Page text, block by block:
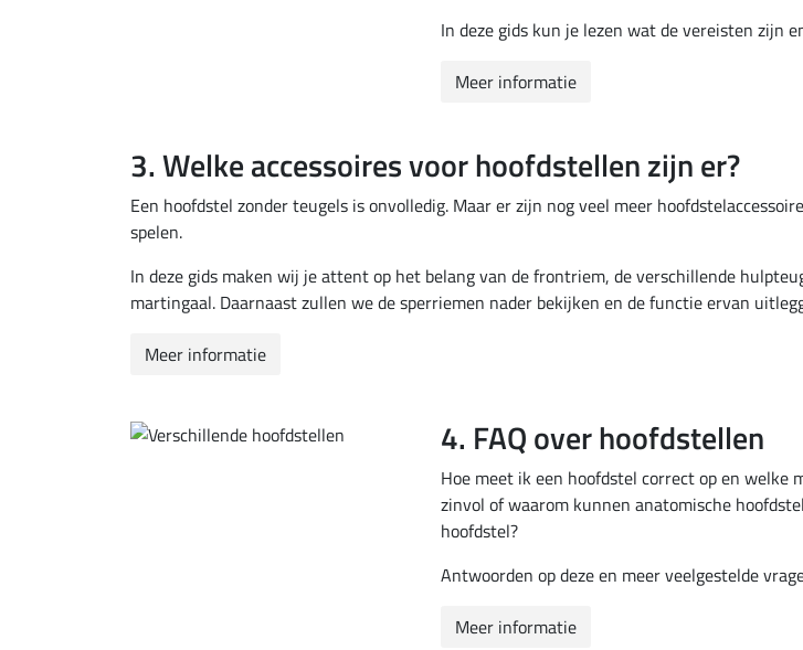
In deze gids kun je lezen wat de vereisten zijn
Meer informatie
3. Welke accessoires voor hoofdstellen zijn er?
Een hoofdstel zonder teugels is onvolledig. Maar er zijn nog veel meer
spelen.
In deze gids maken wij je attent op het belang van de frontriem, de verschillende
martingaal. Daarnaast zullen we de sperriemen nader bekijken en de functie ervan
Meer informatie
4. FAQ over hoofdstellen
Hoe meet ik een hoofdstel correct op en welke
zinvol of waarom kunnen anatomische
hoofdstel?
Antwoorden op deze en meer veelgestelde
Meer informatie